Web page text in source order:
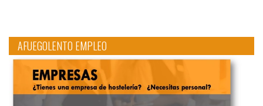
AFUEGOLENTO EMPLEO